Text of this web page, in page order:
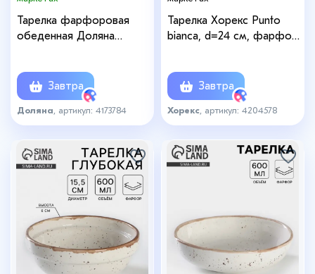
Тарелка фарфоровая
обеденная Доляна
Завтра
Доляна , артикул: 4173784
Тарелка Хорекс Punto
bianca, d=24 см, фарфор,
Завтра
Хорекс , артикул: 4204578